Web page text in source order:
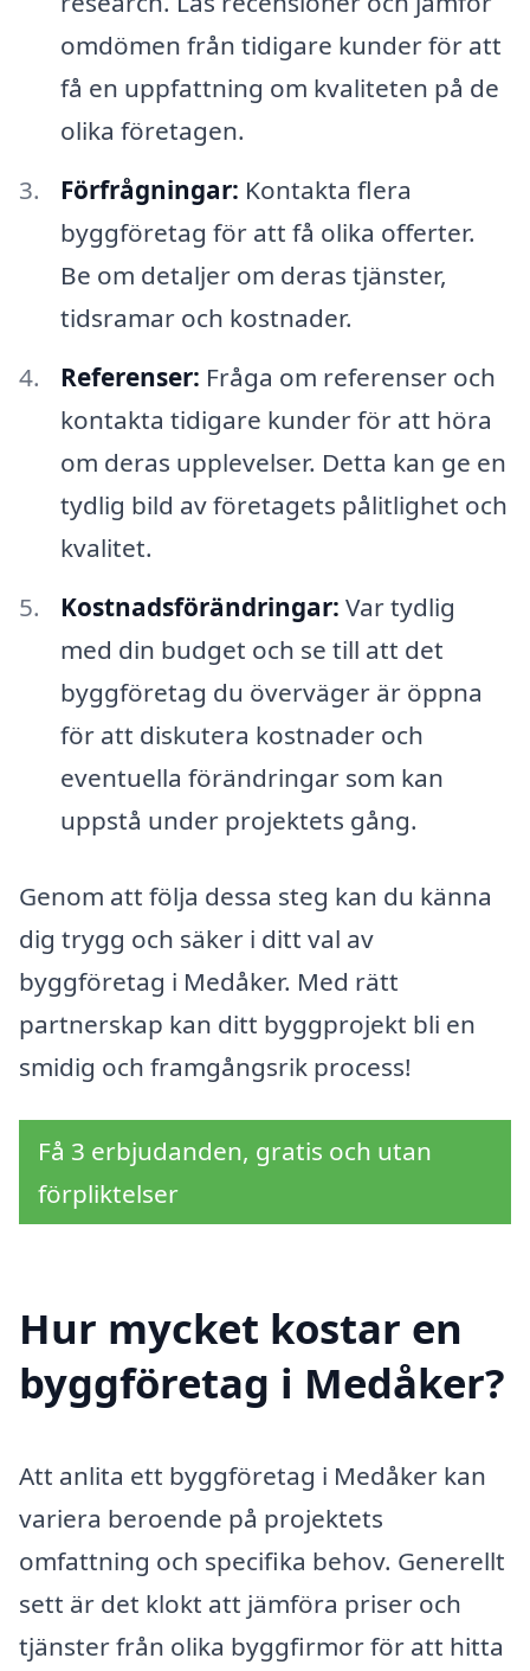
omdömen från tidigare kunder för att
få en uppfattning om kvaliteten på de
olika företagen.
Förfrågningar: Kontakta flera
byggföretag för att få olika offerter.
Be om detaljer om deras tjänster,
tidsramar och kostnader.
Referenser: Fråga om referenser och
kontakta tidigare kunder för att höra
om deras upplevelser. Detta kan ge en
tydlig bild av företagets pålitlighet och
kvalitet.
Kostnadsförändringar: Var tydlig
med din budget och se till att det
byggföretag du överväger är öppna
för att diskutera kostnader och
eventuella förändringar som kan
uppstå under projektets gång.
Genom att följa dessa steg kan du känna
dig trygg och säker i ditt val av
byggföretag i Medåker. Med rätt
partnerskap kan ditt byggprojekt bli en
smidig och framgångsrik process!
Få 3 erbjudanden, gratis och utan
förpliktelser
Hur mycket kostar en
byggföretag i Medåker?
Att anlita ett byggföretag i Medåker kan
variera beroende på projektets
omfattning och specifika behov. Generellt
sett är det klokt att jämföra priser och
tjänster från olika byggfirmor för att hitta